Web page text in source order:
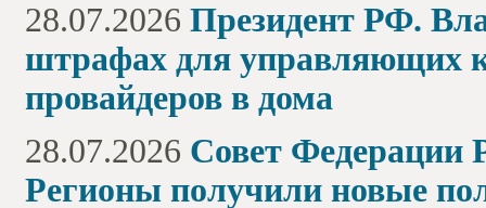
28.07.2026 Президент РФ.
штрафах для управляющих
провайдеров в дома
28.07.2026 Совет Федерации
Регионы получили новые